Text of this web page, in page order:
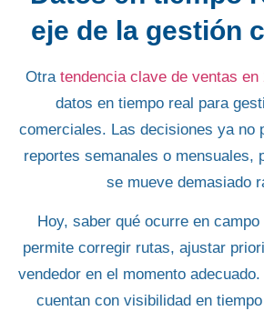
eje de la gestión
Otra tendencia clave de ventas en
datos en tiempo real para
comerciales. Las decisiones ya no
reportes semanales o mensuales,
se mueve demasiado
Hoy, saber qué ocurre en
permite corregir rutas, ajustar
vendedor en el momento
cuentan con visibilidad en